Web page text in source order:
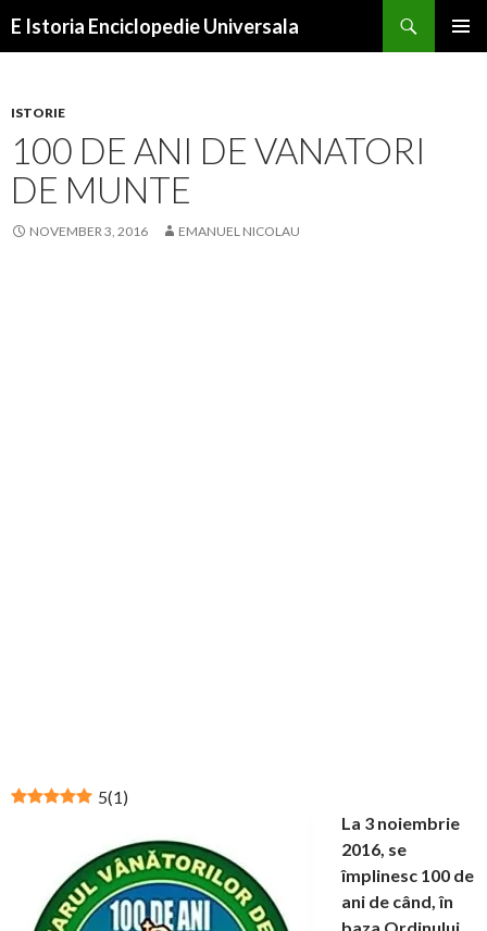
E Istoria Enciclopedie Universala
ISTORIE
100 DE ANI DE VANATORI
DE MUNTE
NOVEMBER 3, 2016 EMANUEL NICOLAU
5(1)
La 3 noiembrie
2016, se
împlinesc 100 de
ani de când, în